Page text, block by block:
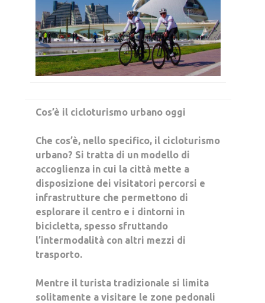
Cos’è il cicloturismo urbano oggi
Che cos’è, nello specifico, il cicloturismo
urbano? Si tratta di un modello di
accoglienza in cui la città mette a
disposizione dei visitatori percorsi e
infrastrutture che permettono di
esplorare il centro e i dintorni in
bicicletta,spesso sfruttando
l’intermodalità con altri mezzi di
trasporto.
Mentre il turista tradizionale si limita
solitamente a visitare le zone pedonali